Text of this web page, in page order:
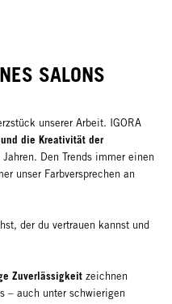
SALONS
unserer Arbeit. IGORA
und die Kreativität der
Den Trends immer einen
unser Farbversprechen an
der du vertrauen kannst und
Zuverlässigkeit zeichnen
– auch unter schwierigen